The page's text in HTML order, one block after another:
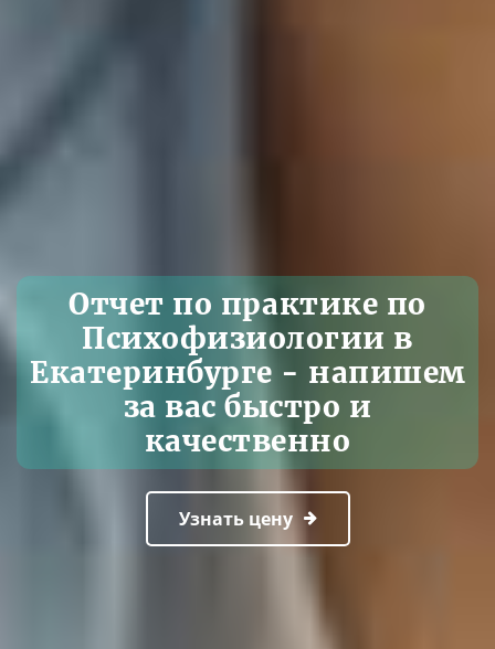
Отчет по практике по
Психофизиологии в
Екатеринбурге - напишем
за вас быстро и
качественно
Узнать цену